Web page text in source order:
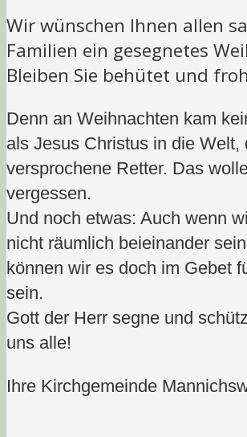
Wir wünschen Ihnen allen
Familien ein gesegnetes
Bleiben Sie behütet und
Denn an Weihnachten kam
als Jesus Christus in die Welt,
versprochene Retter. Das
vergessen.
Und noch etwas: Auch wenn
nicht räumlich beieinander
können wir es doch im Gebet
sein.
Gott der Herr segne und
uns alle!
Ihre Kirchgemeinde